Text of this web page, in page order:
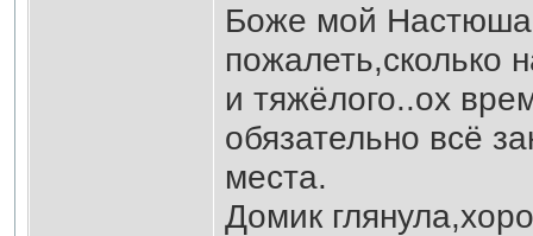
Боже мой
пожалеть,сколько
и тяжёлого..ох
обязательно всё
места.
Домик